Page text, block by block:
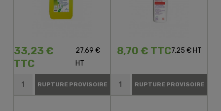
33,23 €
TTC
27,69 €
HT
RUPTURE PROVISOIRE
8,70 € TTC7,25 € HT
RUPTURE PROVISOIRE